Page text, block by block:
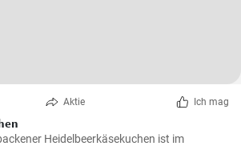
Aktie Ich mag
Heidelbeerkäsekuchen ist im